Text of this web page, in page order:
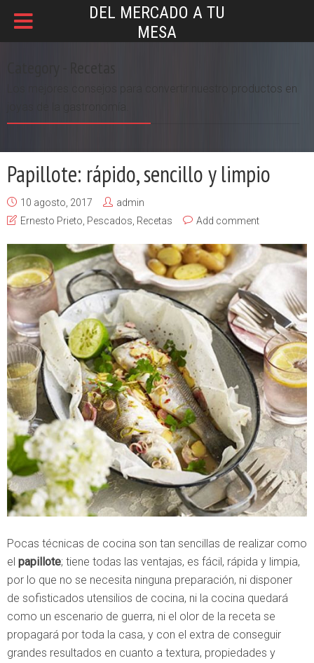
DEL MERCADO A TU
MESA
Los mejores consejos para convertir nuestro productos en
Papillote: rápido, sencillo y limpio
10 agosto, 2017
admin
Ernesto Prieto Pescados Recetas Add comment
Pocas técnicas de cocina son tan sencillas de realizar como
el papillote; tiene todas las ventajas, es fácil, rápida y limpia,
por lo que no se necesita ninguna preparación, ni disponer
de sofisticados utensilios de cocina, ni la cocina quedará
como un escenario de guerra, ni el olor de la receta se
propagará por toda la casa, y con el extra de conseguir
grandes resultados en cuanto a textura, propiedades y